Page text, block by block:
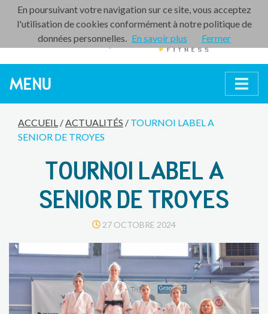
MENU
ACCUEIL / ACTUALITÉS / TOURNOI LABEL A
SENIOR DE TROYES
TOURNOI LABEL A
SENIOR DE TROYES
27 OCTOBRE 2024
En poursuivant votre navigation sur ce site, vous acceptez
l'utilisation de cookies conformément à notre politique de
données personnelles. En savoir plus Fermer